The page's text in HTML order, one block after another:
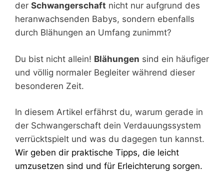
der Schwangerschaft nicht nur aufgrund des
heranwachsenden Babys, sondern ebenfalls
durch Blähungen an Umfang zunimmt?
Du bist nicht allein! Blähungen sind ein häufiger
und völlig normaler Begleiter während dieser
besonderen Zeit.
In diesem Artikel erfährst du, warum gerade in
der Schwangerschaft dein Verdauungssystem
verrücktspielt und was du dagegen tun kannst.
Wir geben dir praktische Tipps, die leicht
umzusetzen sind und für Erleichterung sorgen.